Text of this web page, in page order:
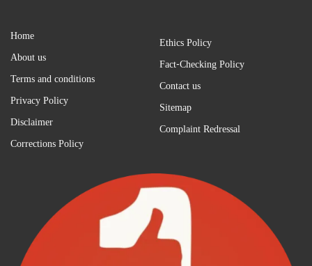
Home
About us
Terms and conditions
Privacy Policy
Disclaimer
Corrections Policy
Ethics Policy
Fact-Checking Policy
Contact us
Sitemap
Complaint Redressal